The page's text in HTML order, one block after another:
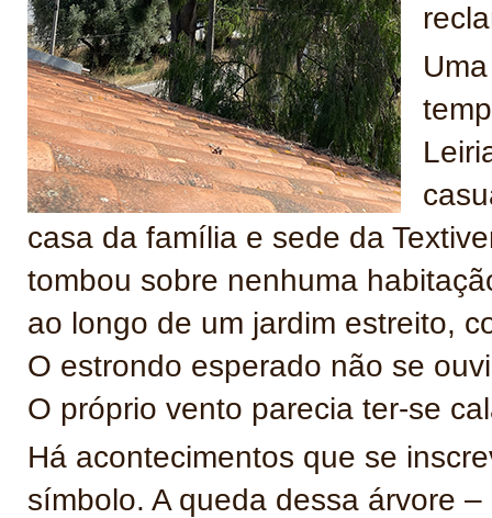
casa da família e sede da
tombou sobre nenhuma
ao longo de um jardim estreito,
O estrondo esperado não se
O próprio vento parecia ter-se
Há acontecimentos que se
símbolo. A queda dessa árvore